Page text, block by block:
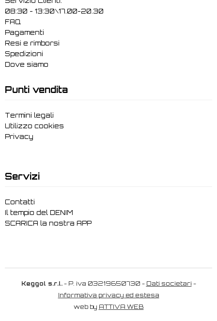
08:30 - 13:30\17.00-20.30
FAQ
Pagamenti
Resi e rimborsi
Spedizioni
Dove siamo
Punti vendita
Termini legali
Utilizzo cookies
Privacy
Servizi
Contatti
Il tempio del DENIM
SCARICA la nostra APP
Keggol s.r.l.- P. iva 03219650730 - Dati societari -
Informativa privacy ed estesa
web by ATTIVA WEB